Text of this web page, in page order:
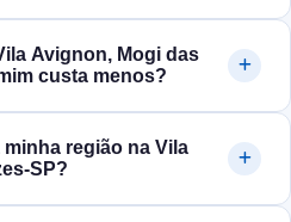
Avignon, Mogi das
custa menos?
região na Vila